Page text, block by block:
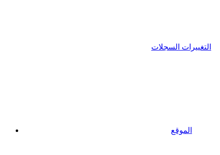
التغييرات السجلات
الموقع